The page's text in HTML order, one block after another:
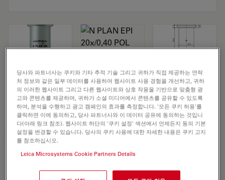
Microscope Objective N PLAN EPI
20x/0,40 POL
견적 요청하기
Discover the perfect solution. Explore
당사와 파트너사는 쿠키와 기타 추적 기술 그리고 귀하가 직접 제공하는 연락
처 정보와 같은 일부 데이터를 사용하여 웹사이트 사용 경험을 개선하고, 귀하
의 이러한 웹사이트 그리고 다른 웹사이트와 상호 작용을 기반으로 맞춤형 광
고와 콘텐츠를 제공하며, 귀하가 소셜 미디어에서 콘텐츠를 공유할 수 있도록
하여, 분석을 수행하고 광고 캠페인의 효과를 측정합니다. '모든 쿠키 허용'를
클릭하면 이에 동의하고, 당사 파트너사와 이 데이터 공유에 동의하는 것입니
다(아래 링크 참조). 웹사이트 하단의 '쿠키 설정' 섹션에서 언제든지 동의 기본
설정을 변경할 수 있습니다. 당사의 쿠키 사용에 대한 자세한 내용은 쿠키 고지
를 참조하십시오.
Leica Microsystems Cookie Partners Details